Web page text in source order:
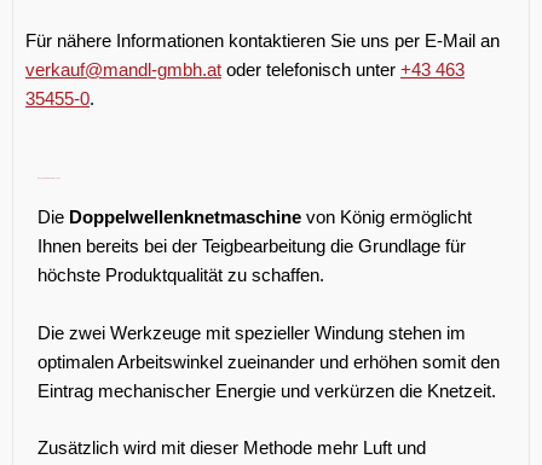
Für nähere Informationen kontaktieren Sie uns per E-Mail an
verkauf@mandl-gmbh.at oder telefonisch unter +43 463
35455-0.
Die Doppelwellenknetmaschine von König ermöglicht
Ihnen bereits bei der Teigbearbeitung die Grundlage für
höchste Produktqualität zu schaffen.
Die zwei Werkzeuge mit spezieller Windung stehen im
optimalen Arbeitswinkel zueinander und erhöhen somit den
Eintrag mechanischer Energie und verkürzen die Knetzeit.
Zusätzlich wird mit dieser Methode mehr Luft und